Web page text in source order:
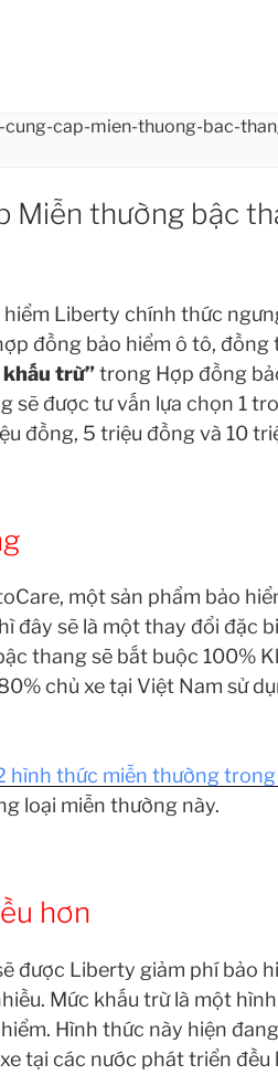
LIBERTY
Miễn thường bậc
hiểm Liberty chính thức
đồng bảo hiểm ô tô, đồng
trừ”trong Hợp đồng
sẽ được tư vấn lựa chọn 1
đồng, 5 triệu đồng và 10
một sản phẩm bảo
đây sẽ là một thay đổi đặc
thang sẽ bắt buộc 100%
chủ xe tại Việt Nam sử
hình thức miễn thường
loại miễn thường này.
hơn
được Liberty giảm phí bảo
Mức khấu trừ là một
Hình thức này hiện
tại các nước phát triển